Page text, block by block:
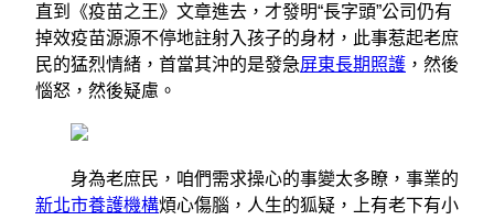
直到《疫苗之王》文章進去，才發明“長字頭”公司仍有
掉效疫苗源源不停地註射入孩子的身材，此事惹起老庶
民的猛烈情緒，首當其沖的是發急屏東長期照護 ，然後
惱怒，然後疑慮。
身為老庶民，咱們需求操心的事變太多瞭，事業的
新北市養護機構煩心傷腦，人生的狐疑，上有老下有小